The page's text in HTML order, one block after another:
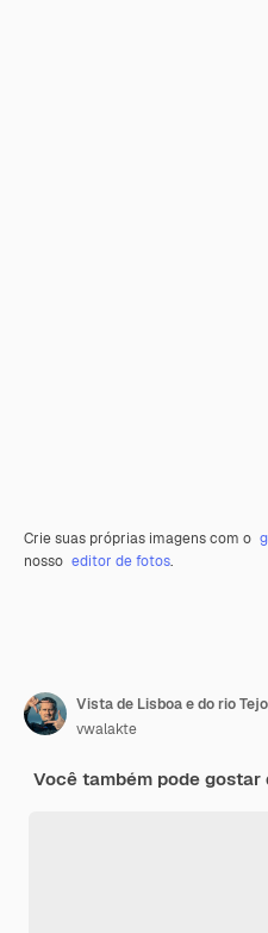
Crie suas próprias imagens com o
nosso editor de fotos.
Vista de Lisboa e do rio
vwalakte
Você também pode